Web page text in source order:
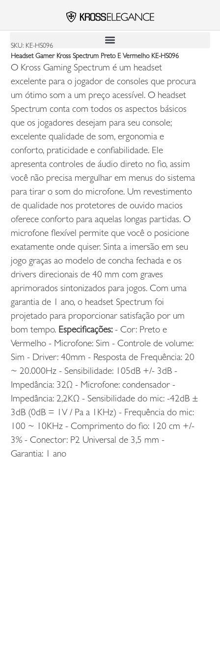
SKU: KE-HS096
Headset Gamer Kross Spectrum Preto E Vermelho KE-HS096
O Kross Gaming Spectrum é um headset
excelente para o jogador de consoles que procura
um ótimo som a um preço acessível. O headset
Spectrum conta com todos os aspectos básicos
que os jogadores desejam para seu console;
excelente qualidade de som, ergonomia e
conforto, praticidade e confiabilidade. Ele
apresenta controles de áudio direto no fio, assim
você não precisa mergulhar em menus do sistema
para tirar o som do microfone. Um revestimento
de qualidade nos protetores de ouvido macios
oferece conforto para aquelas longas partidas. O
microfone flexível permite que você o posicione
exatamente onde quiser. Sinta a imersão em seu
jogo graças ao modelo de concha fechada e os
drivers direcionais de 40 mm com graves
aprimorados sintonizados para jogos. Com uma
garantia de 1 ano, o headset Spectrum foi
projetado para proporcionar satisfação por um
bom tempo. Especificações: - Cor: Preto e
Vermelho - Microfone: Sim - Controle de volume:
Sim - Driver: 40mm - Resposta de Frequência: 20
~ 20.000Hz - Sensibilidade: 105dB +/- 3dB -
Impedância: 32Ω - Microfone: condensador -
Impedância: 2,2KΩ - Sensibilidade do mic: -42dB ±
3dB (0dB = 1V / Pa a 1KHz) - Frequência do mic:
100 ~ 10KHz - Comprimento do fio: 120 cm +/-
3% - Conector: P2 Universal de 3,5 mm -
Garantia: 1 ano